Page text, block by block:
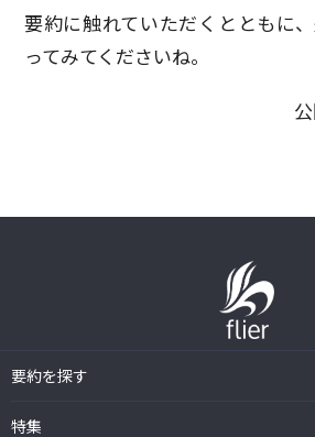
要約に触れていただくとともに
ってみてくださいね。
要約を探す
特集